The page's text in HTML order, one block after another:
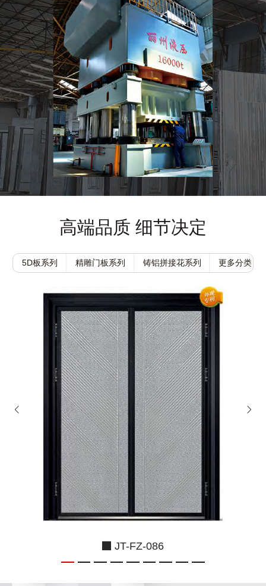
高端品质 细节决定
5D板系列 精雕门板系列 铸铝拼接花系列 更多分类
JT-FZ-086